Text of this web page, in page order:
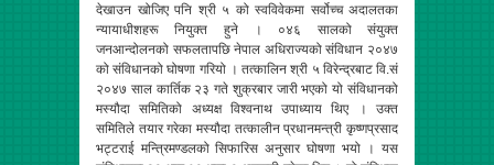
देखाउन खोजिए पनि श्री ५ को स्वविवेकमा सर्वोच्च अदालतका
न्यायाधीशहरू नियुक्त हुने । ०४६ सालको संयुक्त
जनआन्दोलनको सफलतापछि नेपाल अधिराज्यको संविधान २०४७
को संविधानको घोषणा गरियो । तत्कालिन श्री ५ विरेन्द्रबाट वि.सं
२०४७ साल कार्तिक २३ गते शुक्रबार जारी भएको यो संविधानको
मस्यौदा समितिको अध्यक्ष विश्वनाथ उपाध्याय थिए । उक्त
समितिले तयार गरेका मस्यौदा तत्कालीन प्रधानमन्त्री कृष्णप्रसाद
भट्टराई मन्त्रिमण्डलको सिफारिस अनुसार घोषणा भयो । यस